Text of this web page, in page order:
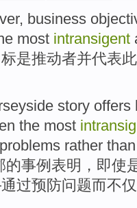
business
most intransigent
是推动者并代表此
story
the most
problems rather
的事例表明， 即使
通过预防问题而不